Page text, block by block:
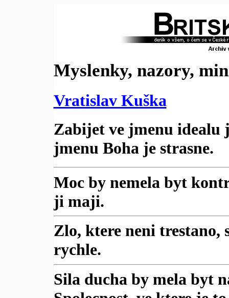
Myslenky, nazory,
Vratislav Kuška
Zabijet ve jmenu idealu
jmenu Boha je strasne.
Moc by nemela byt
ji maji.
Zlo, ktere neni trestano,
rychle.
Sila ducha by mela byt